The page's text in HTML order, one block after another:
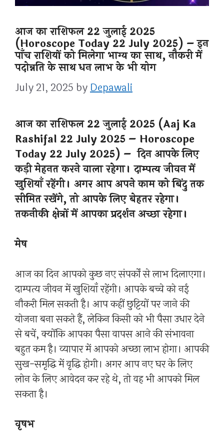
आज का राशिफल 22 जुलाई 2025
(Horoscope Today 22 July 2025) – इन
पाँच राशियों को मिलेगा भाग्य का साथ, नौकरी में
पदोन्नति के साथ धन लाभ के भी योग
July 21, 2025 byDepawali
आज का राशिफल 22 जुलाई 2025 (Aaj Ka
Rashifal 22 July 2025 – Horoscope
Today 22 July 2025) – दिन आपके लिए
कड़ी मेहनत करने वाला रहेगा। दाम्पत्य जीवन में
खुशियाँ रहेंगी। अगर आप अपने काम को बिंदु तक
सीमित रखेंगे, तो आपके लिए बेहतर रहेगा।
तकनीकी क्षेत्रों में आपका प्रदर्शन अच्छा रहेगा।
मेष
आज का दिन आपको कुछ नए संपर्कों से लाभ दिलाएगा।
दाम्पत्य जीवन में खुशियाँ रहेंगी। आपके बच्चे को नई
नौकरी मिल सकती है। आप कहीं छुट्टियों पर जाने की
योजना बना सकते हैं, लेकिन किसी को भी पैसा उधार देने
से बचें, क्योंकि आपका पैसा वापस आने की संभावना
बहुत कम है। व्यापार में आपको अच्छा लाभ होगा। आपकी
सुख-समृद्धि में वृद्धि होगी। अगर आप नए घर के लिए
लोन के लिए आवेदन कर रहे थे, तो वह भी आपको मिल
सकता है।
वृषभ